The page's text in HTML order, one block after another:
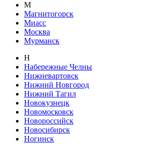
М
Магнитогорск
Миасс
Москва
Мурманск
Н
Набережные Челны
Нижневартовск
Нижний Новгород
Нижний Тагил
Новокузнецк
Новомосковск
Новороссийск
Новосибирск
Ногинск